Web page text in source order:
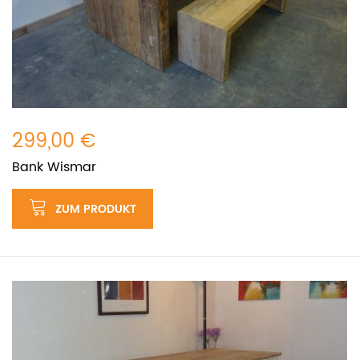
299,00 €
Bank Wismar
ZUM PRODUKT